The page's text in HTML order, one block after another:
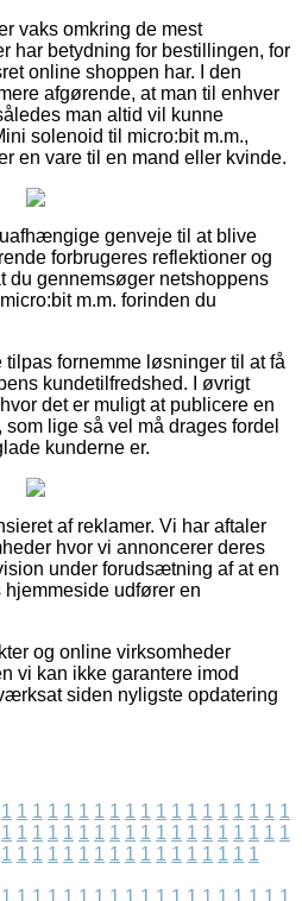
vaks omkring de mest
har betydning for bestillingen, for
online shoppen har. I den
afgørende, at man til enhver
man altid vil kunne
solenoid til micro:bit m.m.,
en vare til en mand eller kvinde.
genveje til at blive
forbrugeres reflektioner og
du gennemsøger netshoppens
m.m. forinden du
fornemme løsninger til at få
kundetilfredshed. I øvrigt
det er muligt at publicere en
lige så vel må drages fordel
kunderne er.
af reklamer. Vi har aftaler
hvor vi annoncerer deres
under forudsætning af at en
udfører en
og online virksomheder
vi kan ikke garantere imod
siden nyligste opdatering
1 1 1 1 1 1 1 1 1 1 1 1 1 1 1 1 1 1 1
1 1 1 1 1 1 1 1 1 1 1 1 1 1 1 1 1 1 1
1 1 1 1 1 1 1 1 1 1 1 1 1 1 1 1 1
1 1 1 1 1 1 1 1 1 1 1 1 1 1 1 1 1 1 1